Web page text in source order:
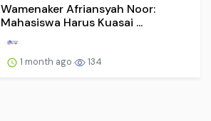
Wamenaker Afriansyah Noor:
Mahasiswa Harus Kuasai ...
1 month ago 134